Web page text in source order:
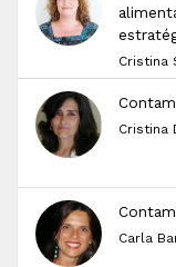
Cristina
Cristina
Carla